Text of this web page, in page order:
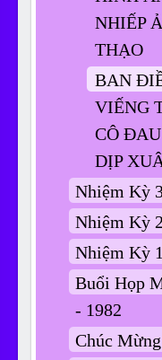
NHIẾP
THẠO
BAN
VIẾNG
CÔ
DỊP
Nhiệm Kỳ
Nhiệm Kỳ
Nhiệm Kỳ
Buổi Họp
- 1982
Chúc Mừng